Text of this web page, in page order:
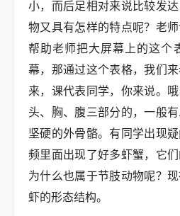
小，而后足相对来说比较发
物又具有怎样的特点呢？老
帮助老师把大屏幕上的这个
幕，那通过这个表格，我们
来，课代表同学，你来说。
头、胸、腹三部分的，一般
坚硬的外骨骼。有同学出现
频里面出现了好多虾蟹，它
为什么也属于节肢动物呢？
虾的形态结构。